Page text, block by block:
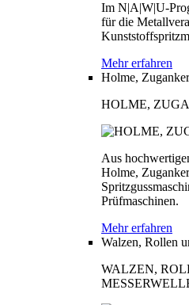
Im N|A|W|U-
für die
Mehr erfahren
Holme,
HOLME,
Aus
Holme,
Prüfmaschinen.
Mehr erfahren
Walzen, Rollen
WALZEN,